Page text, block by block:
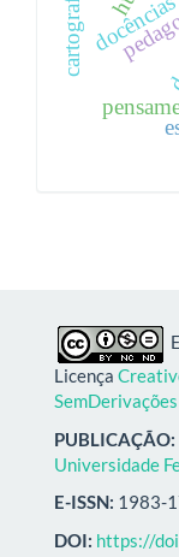
cartografia
Licença
PUBLICAÇÃO:
Universidade
E-ISSN: 1983-
DOI: https://